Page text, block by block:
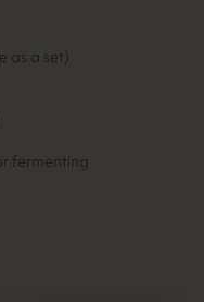
as a set)
fermenting